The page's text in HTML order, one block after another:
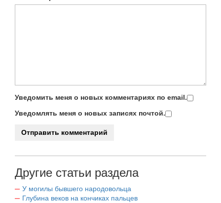
Уведомить меня о новых комментариях по email.
Уведомлять меня о новых записях почтой.
Другие статьи раздела
У могилы бывшего народовольца
Глубина веков на кончиках пальцев